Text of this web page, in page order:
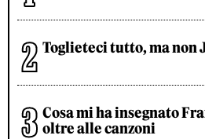
Toglieteci tutto, ma non
Cosa mi ha insegnato
oltre alle canzoni